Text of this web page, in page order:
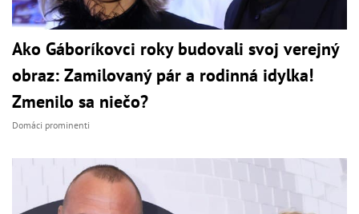
Ako Gáboríkovci roky budovali svoj verejný
obraz: Zamilovaný pár a rodinná idylka!
Zmenilo sa niečo?
Domáci prominenti